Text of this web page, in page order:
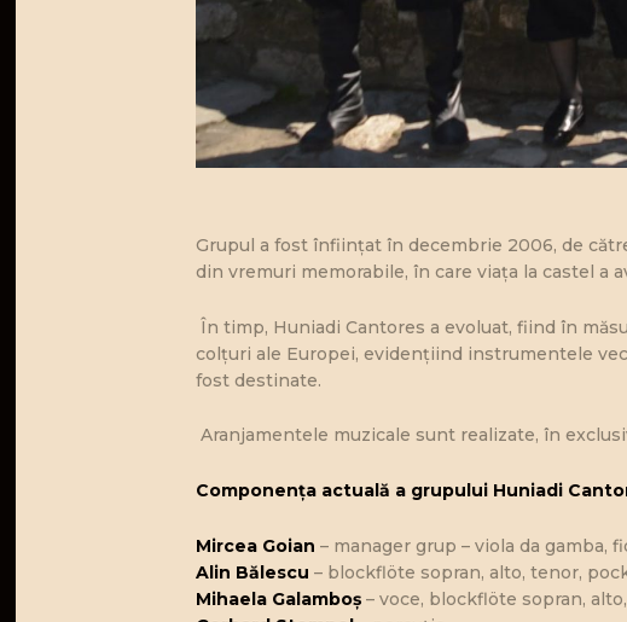
Grupul a fost înfiinţat în decembrie 2006, de
din vremuri memorabile, în care viaţa la castel a
În timp, Huniadi Cantores a evoluat, fiind în
colțuri ale Europei, evidențiind instrumentele
fost destinate.
Aranjamentele muzicale sunt realizate, în
Componenţa actuală a grupului Huniadi
Mircea Goian – manager grup – viola da gamba,
Alin Bălescu – blockflöte sopran, alto, tenor,
Mihaela Galamboş– voce, blockflöte sopran,